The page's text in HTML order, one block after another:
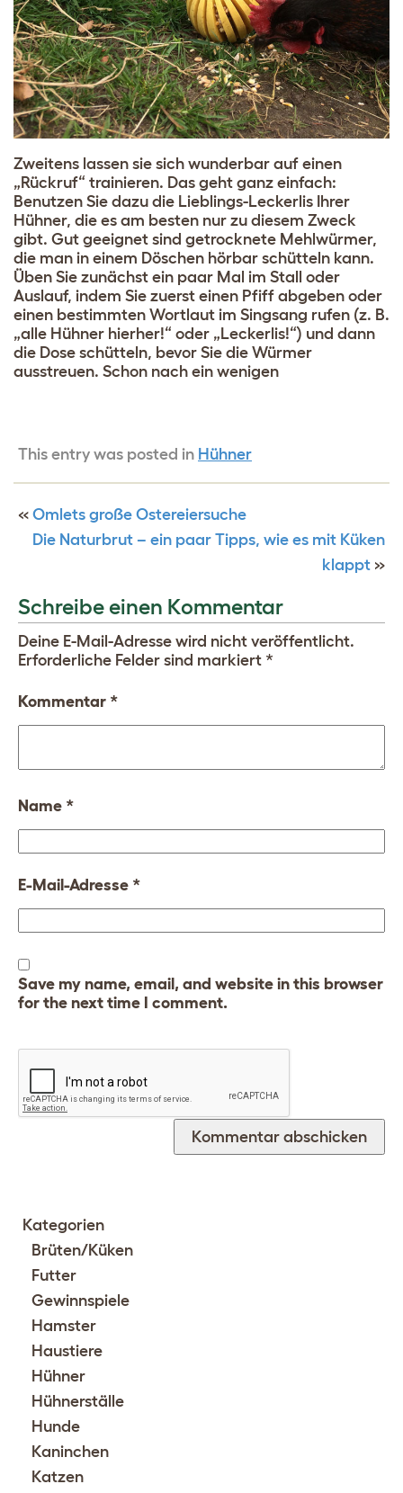
Zweitens lassen sie sich wunderbar auf einen
„Rückruf“ trainieren. Das geht ganz einfach:
Benutzen Sie dazu die Lieblings-Leckerlis Ihrer
Hühner, die es am besten nur zu diesem Zweck
gibt. Gut geeignet sind getrocknete Mehlwürmer,
die man in einem Döschen hörbar schütteln kann.
Üben Sie zunächst ein paar Mal im Stall oder
Auslauf, indem Sie zuerst einen Pfiff abgeben oder
einen bestimmten Wortlaut im Singsang rufen (z. B.
„alle Hühner hierher!“ oder „Leckerlis!“) und dann
die Dose schütteln, bevor Sie die Würmer
ausstreuen. Schon nach ein wenigen
This entry was posted in Hühner
« Omlets große Ostereiersuche
Die Naturbrut – ein paar Tipps, wie es mit Küken
klappt »
Schreibe einen Kommentar
Deine E-Mail-Adresse wird nicht veröffentlicht.
Erforderliche Felder sind markiert *
Kommentar *
Name *
E-Mail-Adresse *
Save my name, email, and website in this browser
for the next time I comment.
Kategorien
Brüten/Küken
Futter
Gewinnspiele
Hamster
Haustiere
Hühner
Hühnerställe
Hunde
Kaninchen
Katzen